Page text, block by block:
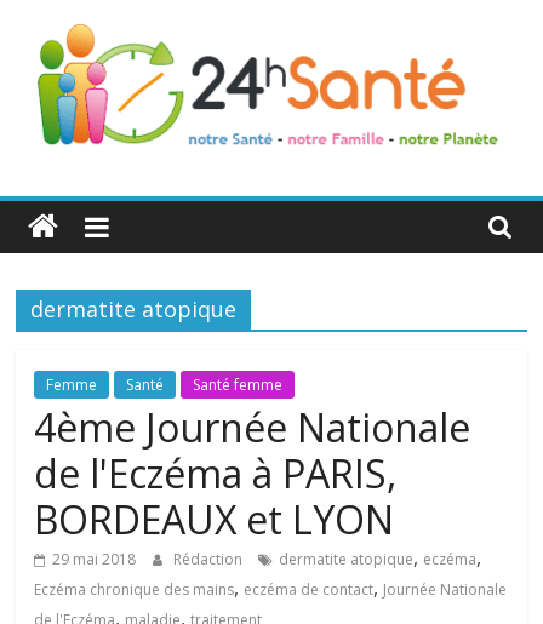
24h
Santé
La
de
toute
famille
dermatite atopique
Femme Santé Santé femme
4ème Journée Nationale
de l'Eczéma à PARIS,
BORDEAUX et LYON
29 mai 2018 Rédaction dermatite atopique, eczéma,
Eczéma chronique des mains, eczéma de contact, Journée Nationale
de l'Eczéma, maladie,traitement